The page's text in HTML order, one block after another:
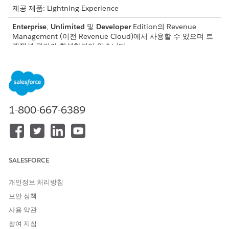
제공 제품: Lightning Experience
Enterprise, Unlimited 및 DeveloperEdition의 Revenue
Management (이전 Revenue Cloud)에서 사용할 수 있으며 트
랜잭션 관리가 활성화되어 있습니다.
자산 계약 관계 만들기:
중요자산과 계약이 같은 계정에 속하는지 확인합니다.
관계 구성 요소를 추가했는지 확인합니다.
1-800-667-6389
SALESFORCE
개인정보 처리방침
보안 정책
사용 약관
참여 지침